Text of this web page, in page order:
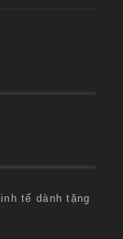
tế dành tặng